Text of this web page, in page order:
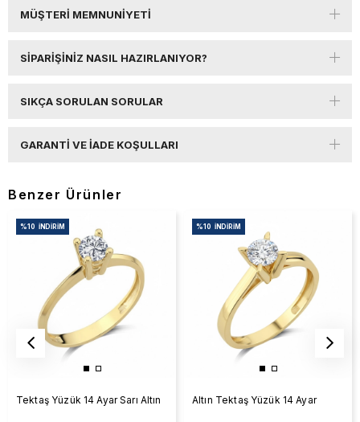
MÜŞTERI MEMNUNIYETI
SIPARIŞINIZ NASIL HAZIRLANIYOR?
SIKÇA SORULAN SORULAR
GARANTI VE İADE KOŞULLARI
Benzer Ürünler
Tektaş Yüzük 14 Ayar Sarı Altın
%10 İNDIRIM
Altın Tektaş Yüzük 14 Ayar
%10 İNDIRIM